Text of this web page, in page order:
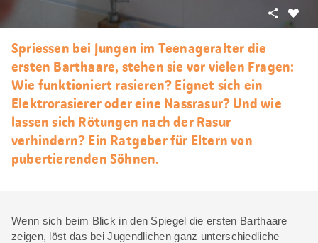
Teilen
Spriessen bei Jungen im Teenageralter die
ersten Barthaare, stehen sie vor vielen Fragen:
Wie funktioniert rasieren? Eignet sich ein
Elektrorasierer oder eine Nassrasur? Und wie
lassen sich Rötungen nach der Rasur
verhindern? Ein Ratgeber für Eltern von
pubertierenden Söhnen.
Wenn sich beim Blick in den Spiegel die ersten Barthaare
zeigen, löst das bei Jugendlichen ganz unterschiedliche